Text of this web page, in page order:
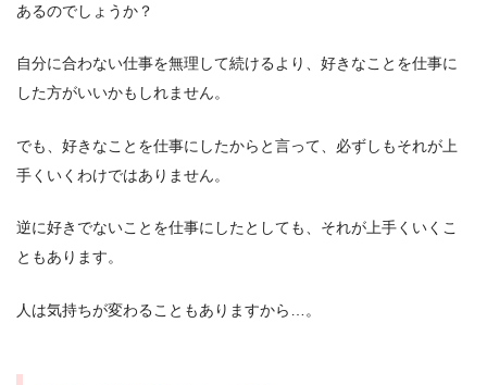
あるのでしょうか？
自分に合わない仕事を無理して続けるより、好きなことを仕事に
した方がいいかもしれません。
でも、好きなことを仕事にしたからと言って、必ずしもそれが上
手くいくわけではありません。
逆に好きでないことを仕事にしたとしても、それが上手くいくこ
ともあります。
人は気持ちが変わることもありますから…。